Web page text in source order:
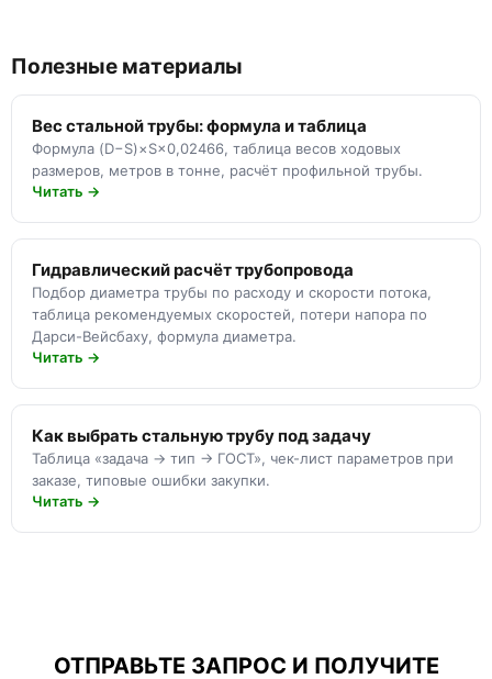
Полезные материалы
Вес стальной трубы: формула и таблица
Формула (D−S)×S×0,02466, таблица весов ходовых
размеров, метров в тонне, расчёт профильной трубы.
Читать →
Гидравлический расчёт трубопровода
Подбор диаметра трубы по расходу и скорости потока,
таблица рекомендуемых скоростей, потери напора по
Дарси-Вейсбаху, формула диаметра.
Читать →
Как выбрать стальную трубу под задачу
Таблица «задача → тип → ГОСТ», чек-лист параметров при
заказе, типовые ошибки закупки.
Читать →
ОТПРАВЬТЕ ЗАПРОС И ПОЛУЧИТЕ